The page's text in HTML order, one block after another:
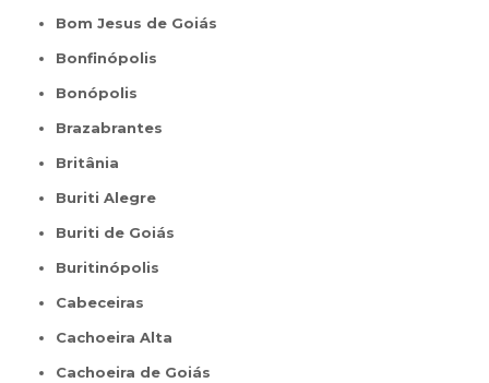
Bom Jesus de Goiás
Bonfinópolis
Bonópolis
Brazabrantes
Britânia
Buriti Alegre
Buriti de Goiás
Buritinópolis
Cabeceiras
Cachoeira Alta
Cachoeira de Goiás